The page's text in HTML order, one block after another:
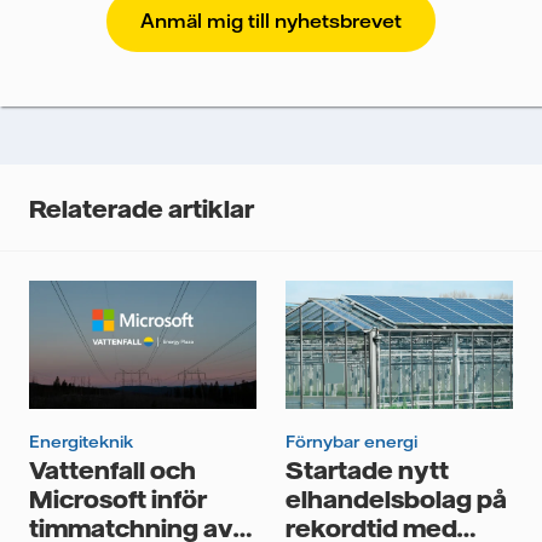
att Vattenfalls storföretagsförsäljning ska kunna
skicka nyhetsbrevet till dig, behöver vi dina uppgifter.
analysera deras prestanda, inklusive
tredje part, och du kan när som helst återkalla ditt
personuppgifter.
Jag samtycker till att Vattenfall behandlar mina
personuppgifter för att kunna skicka mig
nyhetsbrevet.*
Relaterade artiklar
Energiteknik
Vattenfall och
Microsoft inför
timmatchning av
Förnybar energi
Startade nytt
elhandelsbolag på
rekordtid med